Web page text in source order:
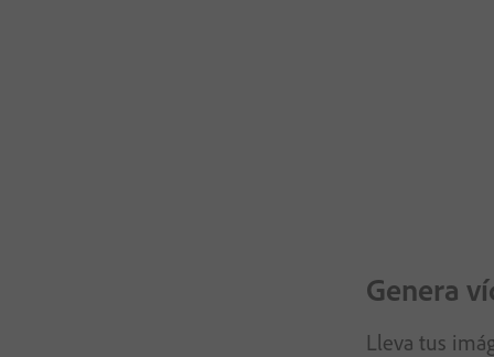
Genera
Lleva tus